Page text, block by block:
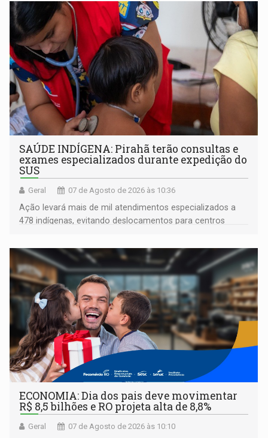
SAÚDE INDÍGENA: Pirahã terão consultas e
exames especializados durante expedição do
SUS
Geral 07 de Agosto de 2026 às 10:36
Ação levará mais de mil atendimentos especializados a
478 indígenas, evitando deslocamentos para centros
ECONOMIA: Dia dos pais deve movimentar
R$ 8,5 bilhões e RO projeta alta de 8,8%
Geral 07 de Agosto de 2026 às 10:10